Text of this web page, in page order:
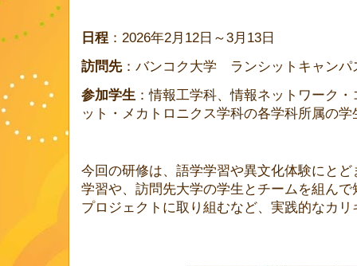
日程 ：2026年2月12日～3月13日
訪問先：バンコク大学 ランシットキャン
参加学生 ：情報工学科、情報ネットワーク
ット・メカトロニクス学科の各学科所属の学
今回の研修は、語学学習や異文化体験にと
学習や、訪問先大学の学生とチームを組ん
プロジェクトに取り組むなど、実践的なカ